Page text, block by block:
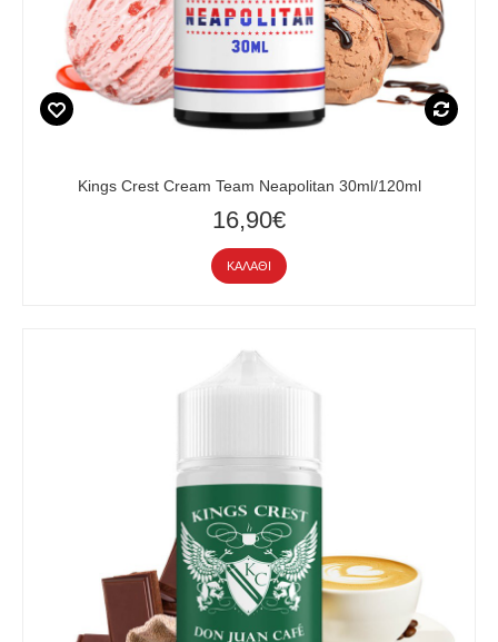
Kings Crest Cream Team Neapolitan 30ml/120ml
16,90€
ΚΑΛΆΘΙ